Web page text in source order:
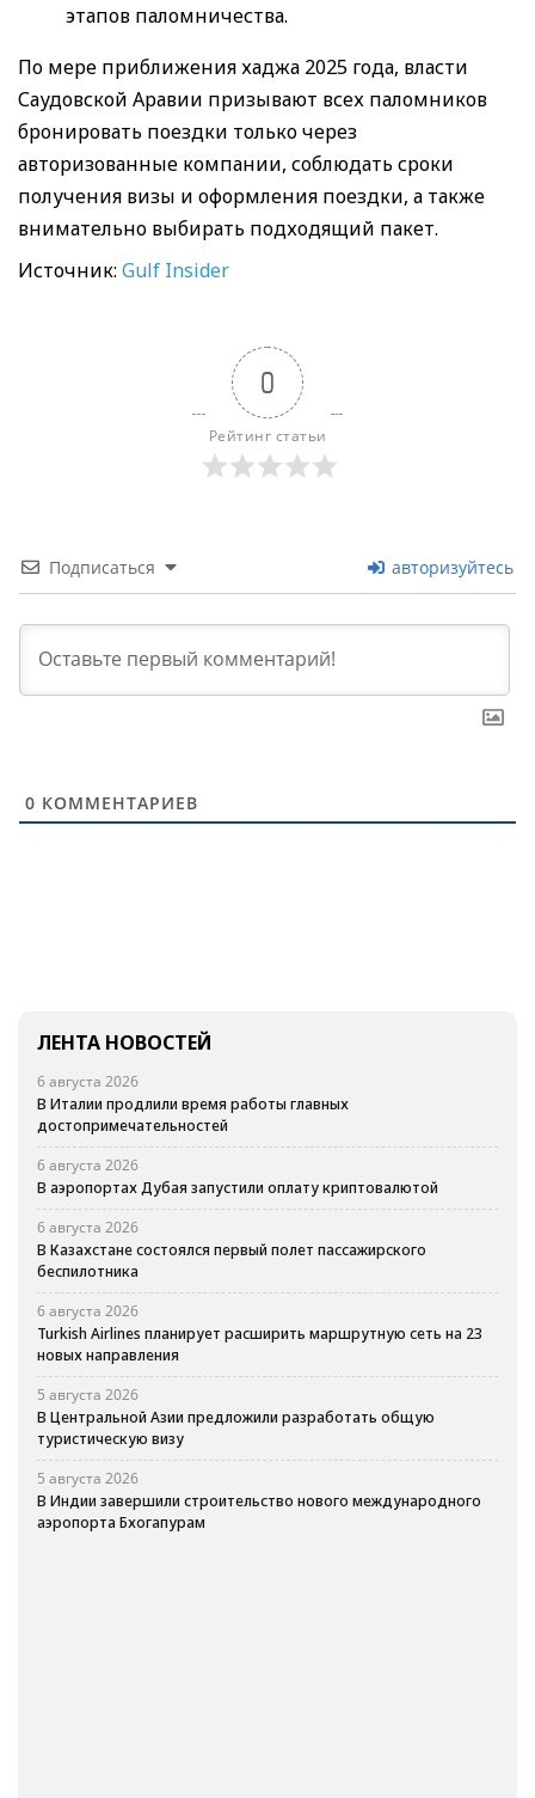
этапов паломничества.
По мере приближения хаджа 2025 года, власти
Саудовской Аравии призывают всех паломников
бронировать поездки только через
авторизованные компании, соблюдать сроки
получения визы и оформления поездки, а также
внимательно выбирать подходящий пакет.
Источник: Gulf Insider
0
Рейтинг статьи
Подписаться авторизуйтесь
0 КОММЕНТАРИЕВ
ЛЕНТА НОВОСТЕЙ
6 августа 2026
В Италии продлили время работы главных
достопримечательностей
6 августа 2026
В аэропортах Дубая запустили оплату криптовалютой
6 августа 2026
В Казахстане состоялся первый полет пассажирского
беспилотника
6 августа 2026
Turkish Airlines планирует расширить маршрутную сеть на 23
новых направления
5 августа 2026
В Центральной Азии предложили разработать общую
туристическую визу
5 августа 2026
В Индии завершили строительство нового международного
аэропорта Бхогапурам